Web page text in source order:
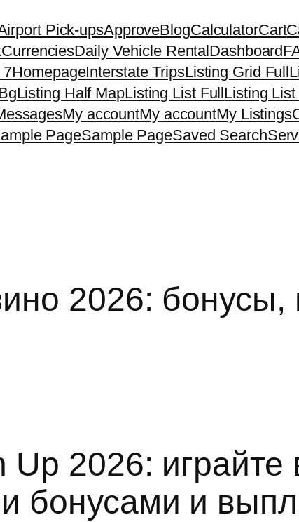
Pick-upsApproveBlogCalculatorCart
CurrenciesDaily Vehicle RentalDashboard
7HomepageInterstate TripsListing Grid Full
Listing Half MapListing List FullListing
My accountMy accountMy Listings
PageSample PageSaved Search
2026:
Up 2026:
бонусами и